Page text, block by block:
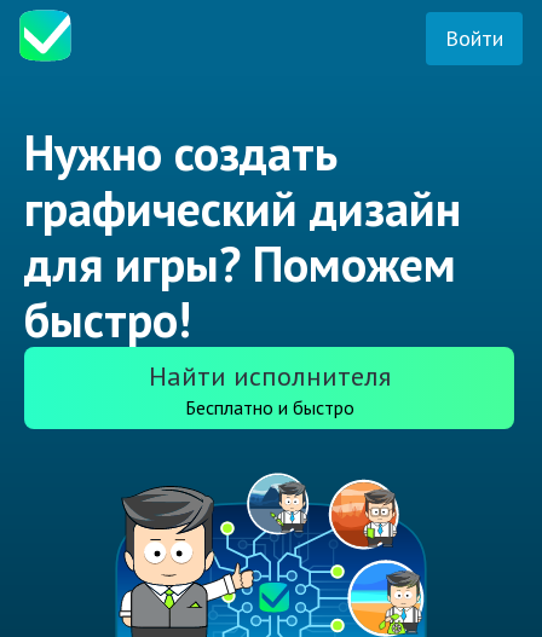
Войти
Нужно создать
графический дизайн
для игры? Поможем
быстро!
Найти исполнителя
Бесплатно и быстро